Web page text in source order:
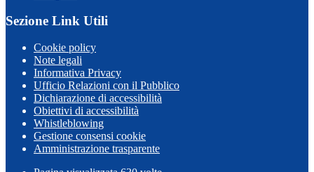
Sezione Link Utili
Cookie policy
Note legali
Informativa Privacy
Ufficio Relazioni con il Pubblico
Dichiarazione di accessibilità
Obiettivi di accessibilità
Whistleblowing
Gestione consensi cookie
Amministrazione trasparente